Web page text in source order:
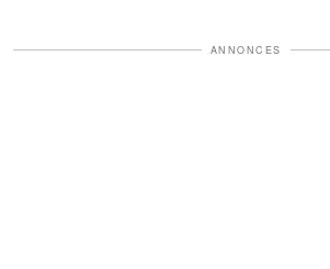
ANNONCES